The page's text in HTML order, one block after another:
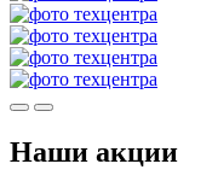
Наши акции